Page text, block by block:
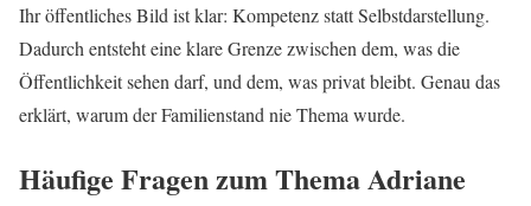
Ihr öffentliches Bild ist klar: Kompetenz statt Selbstdarstellung.
Dadurch entsteht eine klare Grenze zwischen dem, was die
Öffentlichkeit sehen darf, und dem, was privat bleibt. Genau das
erklärt, warum der Familienstand nie Thema wurde.
Häufige Fragen zum Thema Adriane